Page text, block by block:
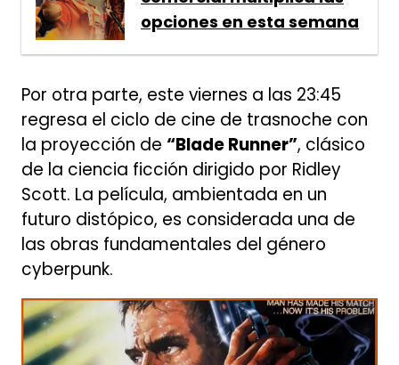
opciones en esta semana
Por otra parte, este viernes a las 23:45
regresa el ciclo de cine de trasnoche con
la proyección de “Blade Runner”, clásico
de la ciencia ficción dirigido por Ridley
Scott. La película, ambientada en un
futuro distópico, es considerada una de
las obras fundamentales del género
cyberpunk.